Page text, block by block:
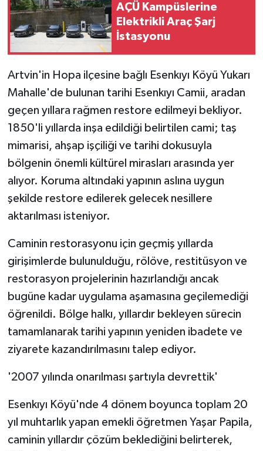
AÇÜ Kampüslerine
Elektrikli Araç Şarj
İstasyonu
Artvin'in Hopa ilçesine bağlı Esenkıyı Köyü Yukarı
Mahalle'de bulunan tarihi Esenkıyı Camii, aradan
geçen yıllara rağmen restore edilmeyi bekliyor.
1850'li yıllarda inşa edildiği belirtilen cami; taş
mimarisi, ahşap işçiliği ve tarihi dokusuyla
bölgenin önemli kültürel mirasları arasında yer
alıyor. Koruma altındaki yapının aslına uygun
şekilde restore edilerek gelecek nesillere
aktarılması isteniyor.
Caminin restorasyonu için geçmiş yıllarda
girişimlerde bulunulduğu, rölöve, restitüsyon ve
restorasyon projelerinin hazırlandığı ancak
bugüne kadar uygulama aşamasına geçilemediği
öğrenildi. Bölge halkı, yıllardır bekleyen sürecin
tamamlanarak tarihi yapının yeniden ibadete ve
ziyarete kazandırılmasını talep ediyor.
'2007 yılında onarılması şartıyla devrettik'
Esenkıyı Köyü'nde 4 dönem boyunca toplam 20
yıl muhtarlık yapan emekli öğretmen Yaşar Papila,
caminin yıllardır çözüm beklediğini belirterek,